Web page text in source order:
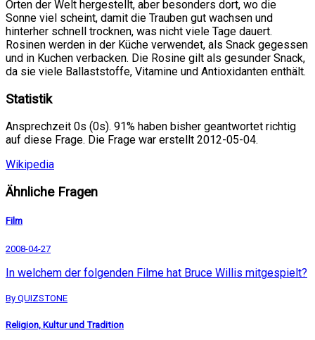
Orten der Welt hergestellt, aber besonders dort, wo die
Sonne viel scheint, damit die Trauben gut wachsen und
hinterher schnell trocknen, was nicht viele Tage dauert.
Rosinen werden in der Küche verwendet, als Snack gegessen
und in Kuchen verbacken. Die Rosine gilt als gesunder Snack,
da sie viele Ballaststoffe, Vitamine und Antioxidanten enthält.
Statistik
Ansprechzeit 0s (0s). 91% haben bisher geantwortet richtig
auf diese Frage. Die Frage war erstellt 2012-05-04.
Wikipedia
Ähnliche Fragen
Film
2008-04-27
In welchem der folgenden Filme hat Bruce Willis mitgespielt?
By QUIZSTONE
Religion, Kultur und Tradition